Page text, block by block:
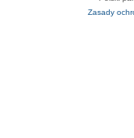
Zasady